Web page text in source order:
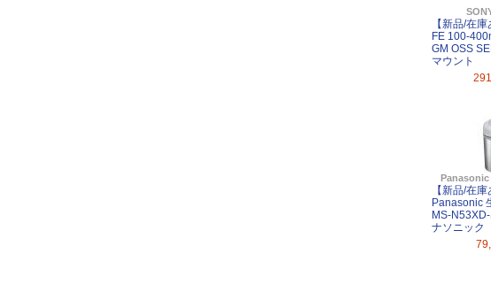
【新品/在
FE 100-
GM OSS
マウント
Panasonic
【新品/在庫
Panasonic
MS-
ナソニック